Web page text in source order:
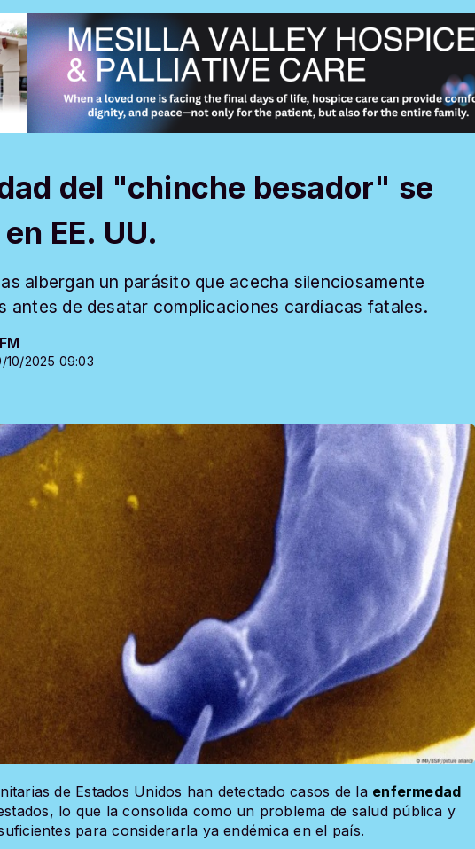
del "chinche besador" se
EE. UU.
albergan un parásito que acecha silenciosamente
antes de desatar complicaciones cardíacas fatales.
10/2025 09:03
de Estados Unidos han detectado casos de la enfermedad
lo que la consolida como un problema de salud pública y
para considerarla ya endémica en el país.